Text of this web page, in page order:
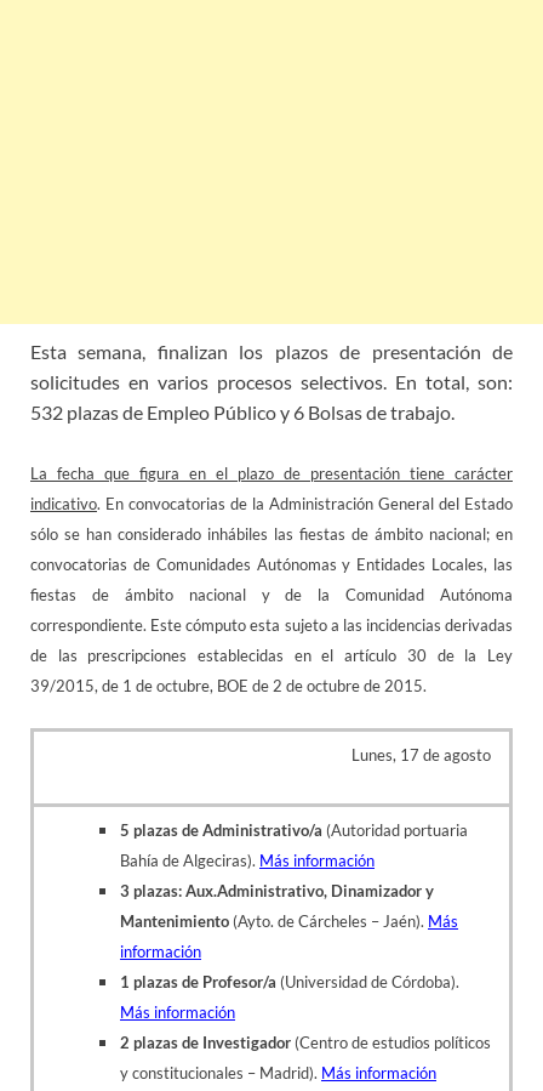
Esta semana, finalizan los plazos de presentación de
solicitudes en varios procesos selectivos. En total, son:
532 plazas de Empleo Público y 6 Bolsas de trabajo.
La fecha que figura en el plazo de presentación tiene carácter
indicativo. En convocatorias de la Administración General del Estado
sólo se han considerado inhábiles las fiestas de ámbito nacional; en
convocatorias de Comunidades Autónomas y Entidades Locales, las
fiestas de ámbito nacional y de la Comunidad Autónoma
correspondiente. Este cómputo esta sujeto a las incidencias derivadas
de las prescripciones establecidas en el artículo 30 de la Ley
39/2015, de 1 de octubre, BOE de 2 de octubre de 2015.
Lunes, 17 de agosto
5 plazas de Administrativo/a (Autoridad portuaria
Bahía de Algeciras). Más información
3 plazas: Aux.Administrativo, Dinamizador y
Mantenimiento (Ayto. de Cárcheles – Jaén). Más
información
1 plazas de Profesor/a (Universidad de Córdoba).
Más información
2 plazas de Investigador (Centro de estudios políticos
y constitucionales – Madrid). Más información